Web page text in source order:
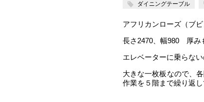
ダイニングテーブル
アフリカンローズ（ブ
長さ2470、幅980 厚み
エレベーターに乗らな
大きな一枚板なので、
作業を５階まで繰り返し